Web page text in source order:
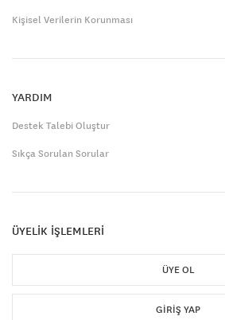
Kişisel Verilerin Korunması
YARDIM
Destek Talebi Oluştur
Sıkça Sorulan Sorular
ÜYELİK İŞLEMLERİ
ÜYE OL
GIRIŞ YAP